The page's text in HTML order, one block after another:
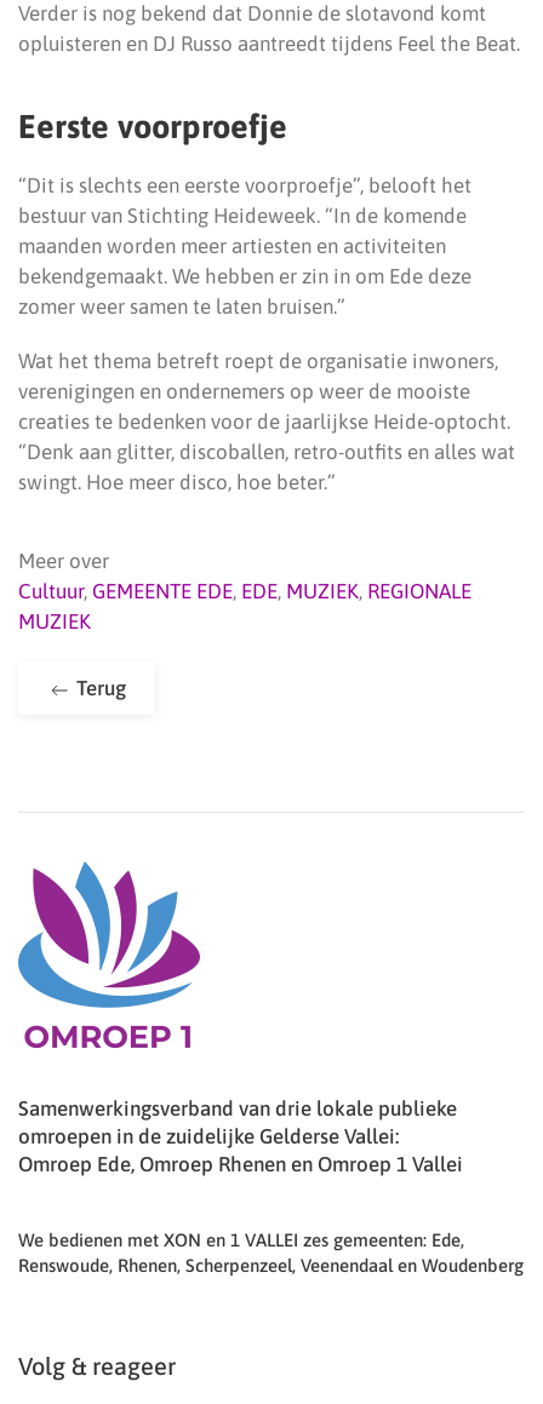
Verder is nog bekend dat Donnie de slotavond komt
opluisteren en DJ Russo aantreedt tijdens Feel the Beat.
Eerste voorproefje
“Dit is slechts een eerste voorproefje”, belooft het
bestuur van Stichting Heideweek. “In de komende
maanden worden meer artiesten en activiteiten
bekendgemaakt. We hebben er zin in om Ede deze
zomer weer samen te laten bruisen.”
Wat het thema betreft roept de organisatie inwoners,
verenigingen en ondernemers op weer de mooiste
creaties te bedenken voor de jaarlijkse Heide-optocht.
“Denk aan glitter, discoballen, retro-outfits en alles wat
swingt. Hoe meer disco, hoe beter.”
Meer over
Cultuur, GEMEENTE EDE, EDE, MUZIEK, REGIONALE
MUZIEK
Terug
Samenwerkingsverband van drie lokale publieke
omroepen in de zuidelijke Gelderse Vallei:
Omroep Ede, Omroep Rhenen en Omroep 1 Vallei
We bedienen met XON en 1 VALLEI zes gemeenten: Ede,
Renswoude, Rhenen, Scherpenzeel, Veenendaal en Woudenberg
Volg & reageer